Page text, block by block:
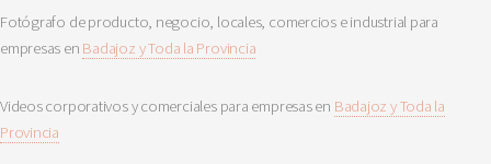
Fotógrafo de producto, negocio, locales, comercios e industrial para
empresas en Badajoz y Toda la Provincia
Videos corporativos y comerciales para empresas en Badajoz y Toda la
Provincia